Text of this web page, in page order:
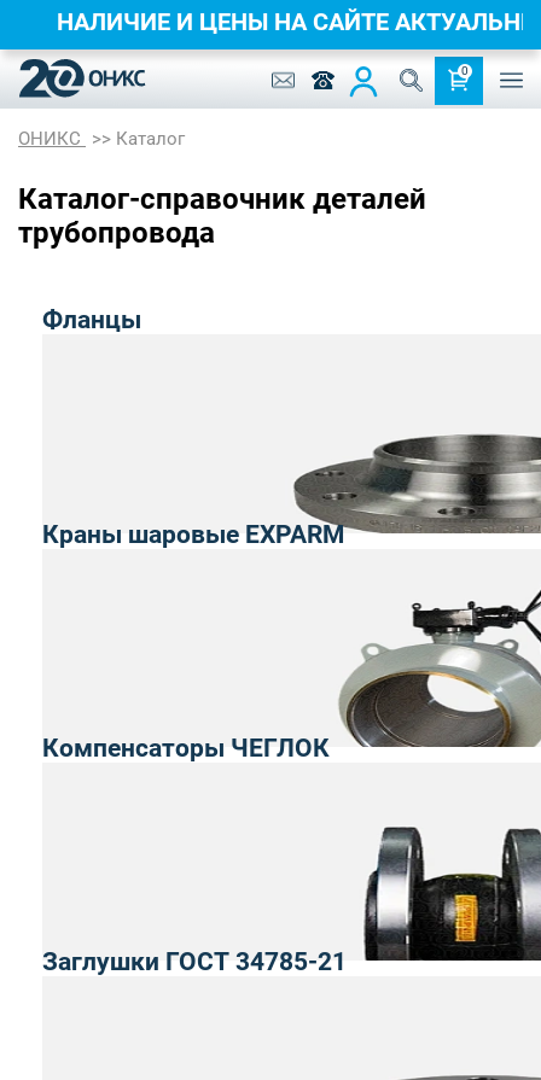
0
ОНИКС Каталог
Каталог-справочник деталей
трубопровода
Фланцы
Краны шаровые EXPARM
Компенсаторы ЧЕГЛОК
Заглушки ГОСТ 34785-21
НАЛИЧИЕ И ЦЕНЫ НА САЙТЕ